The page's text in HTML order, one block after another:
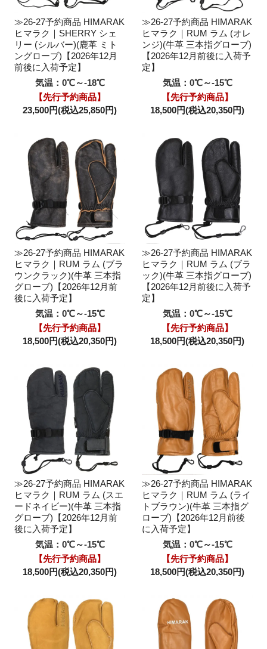
≫26-27予約商品 HIMARAK
ヒマラク｜SHERRY シェ
リー (シルバー)(鹿革 ミト
ングローブ)【2026年12月
前後に入荷予定】
気温：0℃～-18℃
【先行予約商品】
23,500円(税込25,850円)
≫26-27予約商品 HIMARAK
ヒマラク｜RUM ラム (オレ
ンジ)(牛革 三本指グローブ)
【2026年12月前後に入荷予
定】
気温：0℃～-15℃
【先行予約商品】
18,500円(税込20,350円)
≫26-27予約商品 HIMARAK
ヒマラク｜RUM ラム (ブラ
ウンクラック)(牛革 三本指
グローブ)【2026年12月前
後に入荷予定】
気温：0℃～-15℃
【先行予約商品】
18,500円(税込20,350円)
≫26-27予約商品 HIMARAK
ヒマラク｜RUM ラム (ブラ
ック)(牛革 三本指グローブ)
【2026年12月前後に入荷予
定】
気温：0℃～-15℃
【先行予約商品】
18,500円(税込20,350円)
≫26-27予約商品 HIMARAK
ヒマラク｜RUM ラム (スエ
ードネイビー)(牛革 三本指
グローブ)【2026年12月前
後に入荷予定】
気温：0℃～-15℃
【先行予約商品】
18,500円(税込20,350円)
≫26-27予約商品 HIMARAK
ヒマラク｜RUM ラム (ライ
トブラウン)(牛革 三本指グ
ローブ)【2026年12月前後
に入荷予定】
気温：0℃～-15℃
【先行予約商品】
18,500円(税込20,350円)